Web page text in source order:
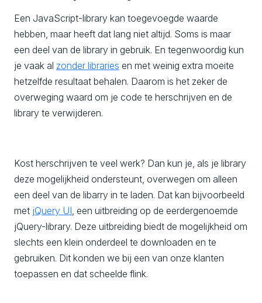
Een JavaScript-library kan toegevoegde waarde
hebben, maar heeft dat lang niet altijd. Soms is maar
een deel van de library in gebruik. En tegenwoordig kun
je vaak al zonder libraries en met weinig extra moeite
hetzelfde resultaat behalen. Daarom is het zeker de
overweging waard om je code te herschrijven en de
library te verwijderen.
Kost herschrijven te veel werk? Dan kun je, als je library
deze mogelijkheid ondersteunt, overwegen om alleen
een deel van de libarry in te laden. Dat kan bijvoorbeeld
met jQuery UI , een uitbreiding op de eerdergenoemde
jQuery-library. Deze uitbreiding biedt de mogelijkheid om
slechts een klein onderdeel te downloaden en te
gebruiken. Dit konden we bij een van onze klanten
toepassen en dat scheelde flink.